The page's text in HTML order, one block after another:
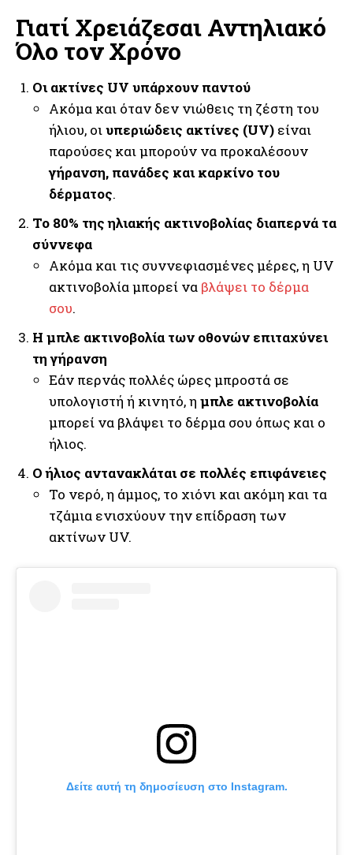
Γιατί Χρειάζεσαι Αντηλιακό
Όλο τον Χρόνο
Οι ακτίνες UV υπάρχουν παντού
Ακόμα και όταν δεν νιώθεις τη ζέστη του
ήλιου, οιυπεριώδεις ακτίνες (UV) είναι
παρούσες και μπορούν να προκαλέσουν
γήρανση, πανάδες και καρκίνο του
δέρματος.
Το 80% της ηλιακής ακτινοβολίας διαπερνά τα
σύννεφα
Ακόμα και τις συννεφιασμένες μέρες, η UV
ακτινοβολία μπορεί να βλάψει το δέρμα
σου.
Η μπλε ακτινοβολία των οθονών επιταχύνει
τη γήρανση
Εάν περνάς πολλές ώρες μπροστά σε
υπολογιστή ή κινητό, η μπλε ακτινοβολία
μπορεί να βλάψει το δέρμα σου όπως και ο
ήλιος.
Ο ήλιος αντανακλάται σε πολλές επιφάνειες
Το νερό, η άμμος, το χιόνι και ακόμη και τα
τζάμια ενισχύουν την επίδραση των
ακτίνων UV.
Δείτε αυτή τη δημοσίευση στο Instagram.